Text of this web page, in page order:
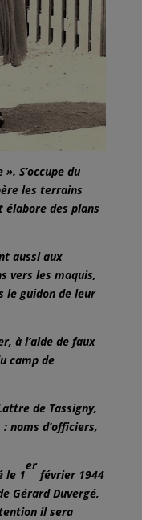
S’occupe du
les terrains
élabore des plans
aussi aux
vers les maquis,
le guidon de leur
à l’aide de faux
camp de
de Tassigny,
noms d’officiers,
le 1
er
février 1944
Gérard Duvergé,
il sera